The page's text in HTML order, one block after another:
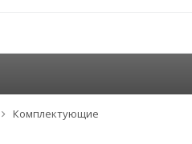
Комплектующие